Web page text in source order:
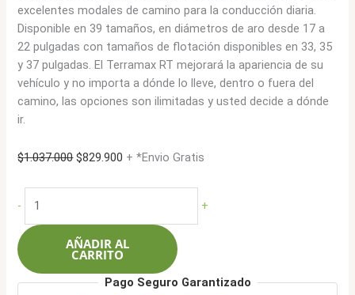
excelentes modales de camino para la conducción diaria.
Disponible en 39 tamaños, en diámetros de aro desde 17 a
22 pulgadas con tamaños de flotación disponibles en 33, 35
y 37 pulgadas. El Terramax RT mejorará la apariencia de su
vehículo y no importa a dónde lo lleve, dentro o fuera del
camino, las opciones son ilimitadas y usted decide a dónde
ir.
$1.037.000El
$829.900 El
$829.900.
+ *Envio Gratis
-
275/55R20
117QXL
Terramax
RT
cantidad
+
AÑADIR AL
CARRITO
Pago Seguro Garantizado